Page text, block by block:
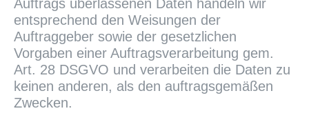
Auftrags überlassenen Daten handeln wir
entsprechend den Weisungen der
Auftraggeber sowie der gesetzlichen
Vorgaben einer Auftragsverarbeitung gem.
Art. 28 DSGVO und verarbeiten die Daten zu
keinen anderen, als den auftragsgemäßen
Zwecken.